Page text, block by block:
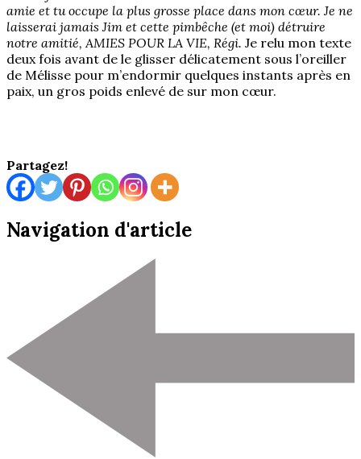
amie et tu occupe la plus grosse place dans mon cœur. Je ne
laisserai jamais Jim et cette pimbêche (et moi) détruire
notre amitié, AMIES POUR LA VIE, Régi. Je relu mon texte
deux fois avant de le glisser délicatement sous l’oreiller
de Mélisse pour m’endormir quelques instants après en
paix, un gros poids enlevé de sur mon cœur.
Partagez!
Navigation d'article